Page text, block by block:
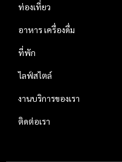
ท่องเที่ยว
อาหาร เครื่องดื่ม
ที่พัก
ไลฟ์สไตล์
งานบริการของเรา
ติดต่อเรา